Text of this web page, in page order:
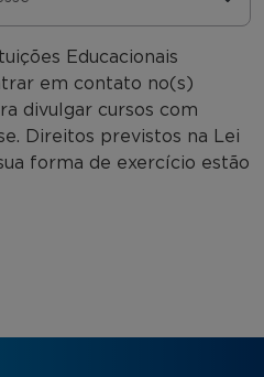
Educacionais
em contato no(s)
divulgar cursos com
Direitos previstos na Lei
forma de exercício estão